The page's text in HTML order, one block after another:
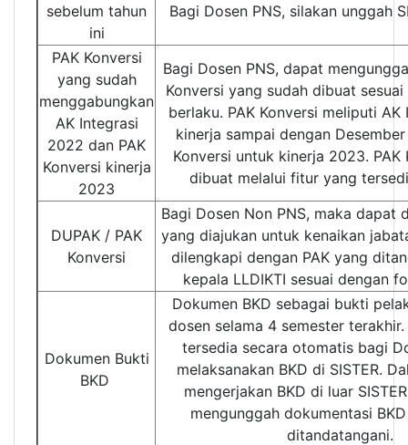
sebelum tahun
ini
Bagi Dosen PNS, silakan unggah
PAK Konversi
yang sudah
menggabungkan
AK Integrasi
2022 dan PAK
Konversi kinerja
2023
Bagi Dosen PNS, dapat
Konversi yang sudah dibuat
berlaku. PAK Konversi meliputi
kinerja sampai dengan
Konversi untuk kinerja 2023. PAK
dibuat melalui fitur yang
DUPAK / PAK
Konversi
Bagi Dosen Non PNS, maka dapat
yang diajukan untuk kenaikan
dilengkapi dengan PAK yang
kepala LLDIKTI sesuai dengan
Dokumen Bukti
BKD
Dokumen BKD sebagai bukti
dosen selama 4 semester
tersedia secara otomatis bagi
melaksanakan BKD di SISTER.
mengerjakan BKD di luar
mengunggah dokumentasi
ditandatangani.